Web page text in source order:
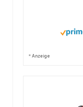
* Anzeige